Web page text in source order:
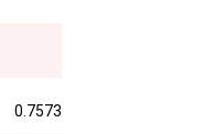
0.7573